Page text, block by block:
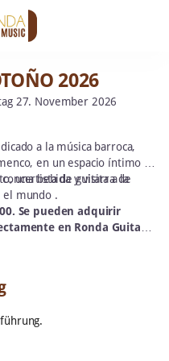
2026
27. November 2026
a la música barroca,
en un espacio íntimo y
concertista de guitarra de
una bebida y visita a la
el mundo .
Se pueden adquirir
en Ronda Guitar
72